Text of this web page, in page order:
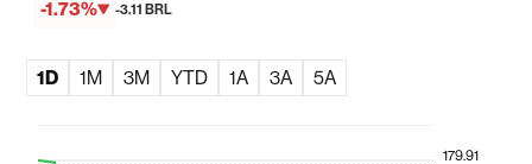
-1.73% -3.11 BRL
1D 1M 3M YTD 1A 3A 5A
179.91